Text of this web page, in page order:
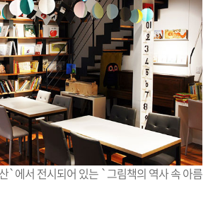
`에서 전시되어 있는 `그림책의 역사 속 아름